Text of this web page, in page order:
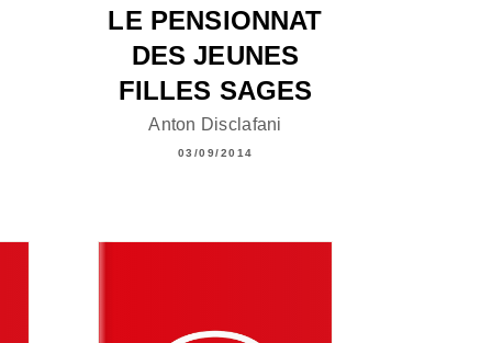
LE PENSIONNAT
DES JEUNES
FILLES SAGES
Anton Disclafani
03/09/2014